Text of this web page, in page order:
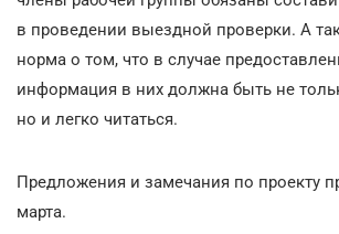
в проведении выездной проверки. А
норма о том, что в случае
информация в них должна быть не
но и легко читаться.
Предложения и замечания по проекту
марта.